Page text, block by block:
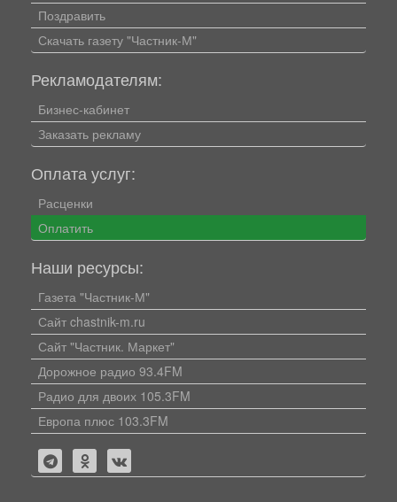
Поздравить
Скачать газету "Частник-М"
Рекламодателям:
Бизнес-кабинет
Заказать рекламу
Оплата услуг:
Расценки
Оплатить
Наши ресурсы:
Газета "Частник-М"
Сайт chastnik-m.ru
Сайт "Частник. Маркет"
Дорожное радио 93.4FM
Радио для двоих 105.3FM
Европа плюс 103.3FM